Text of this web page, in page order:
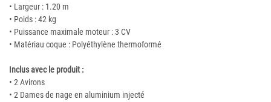
• Largeur : 1.20 m
• Poids : 42 kg
• Puissance maximale moteur : 3 CV
• Matériau coque : Polyéthylène thermoformé
Inclus avec le produit :
• 2 Avirons
• 2 Dames de nage en aluminium injecté